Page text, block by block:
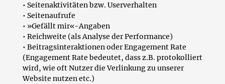
• Seitenaktivitäten bzw. Userverhalten
• Seitenaufrufe
• »Gefällt mir«-Angaben
• Reichweite (als Analyse der Performance)
• Beitragsinteraktionen oder Engagement Rate
(Engagement Rate bedeutet, dass z.B. protokolliert
wird, wie oft Nutzer die Verlinkung zu unserer
Website nutzen etc.)